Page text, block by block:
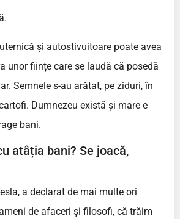
și autostivuitoare poate avea
unor ființe care se laudă că posedă
Semnele s-au arătat, pe ziduri, în
Dumnezeu există și mare e
bani.
atâția bani? Se joacă,
a declarat de mai multe ori
de afaceri și filosofi, că trăim